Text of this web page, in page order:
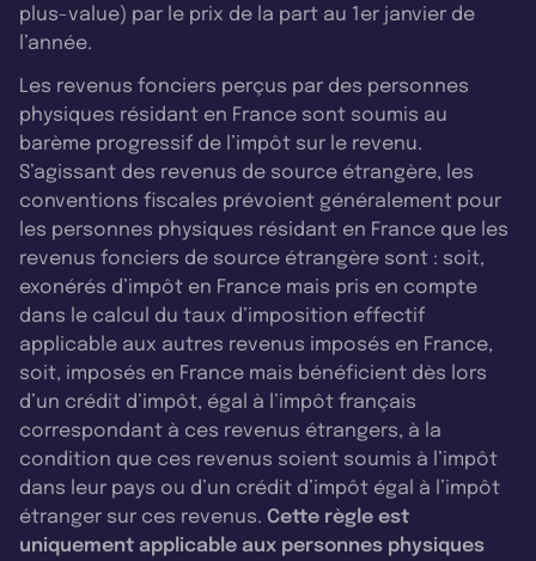
plus-value) par le prix de la part au 1er janvier de
l’année.
Les revenus fonciers perçus par des personnes
physiques résidant en France sont soumis au
barème progressif de l’impôt sur le revenu.
S’agissant des revenus de source étrangère, les
conventions fiscales prévoient généralement pour
les personnes physiques résidant en France que les
revenus fonciers de source étrangère sont : soit,
exonérés d’impôt en France mais pris en compte
dans le calcul du taux d’imposition effectif
applicable aux autres revenus imposés en France,
soit, imposés en France mais bénéficient dès lors
d’un crédit d’impôt, égal à l’impôt français
correspondant à ces revenus étrangers, à la
condition que ces revenus soient soumis à l’impôt
dans leur pays ou d’un crédit d’impôt égal à l’impôt
étranger sur ces revenus. Cette règle est
uniquement applicable aux personnes physiques